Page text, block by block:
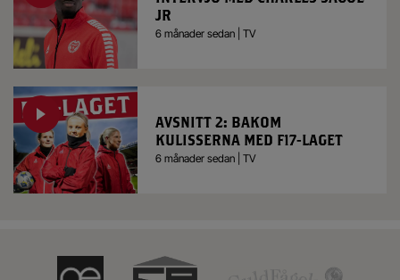
JR
6 månader sedan | TV
AVSNITT 2: BAKOM
KULISSERNA MED F17-LAGET
6 månader sedan | TV